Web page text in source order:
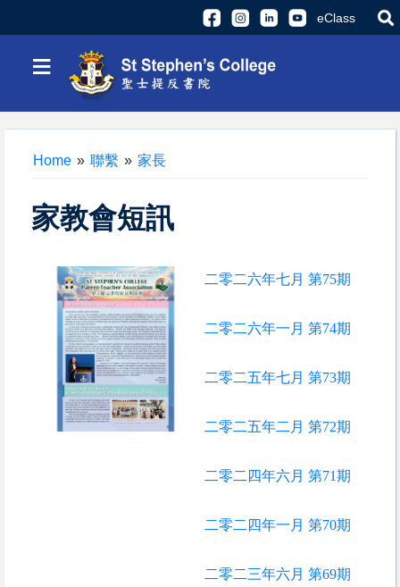
eClass
≡
Home » 聯繫 » 家長
家教會短訊
二零二六年七月 第75期
二零二六年一月 第74期
二零二五年七月 第73期
二零二五年二月 第72期
二零二四年六月 第71期
二零二四年一月 第70期
二零二三年六月 第69期